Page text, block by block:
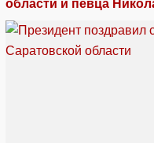
области и певца